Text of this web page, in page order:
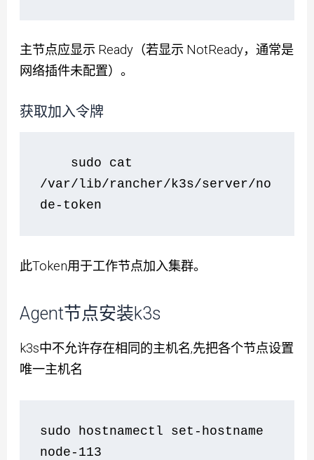
主节点应显示 Ready（若显示 NotReady，通常是
网络插件未配置）。
获取加入令牌
/var/lib/rancher/k3s/server/no
de-token
此Token用于工作节点加入集群。
Agent节点安装k3s
k3s中不允许存在相同的主机名,先把各个节点设置
唯一主机名
sudo hostnamectl set-hostname
node-113